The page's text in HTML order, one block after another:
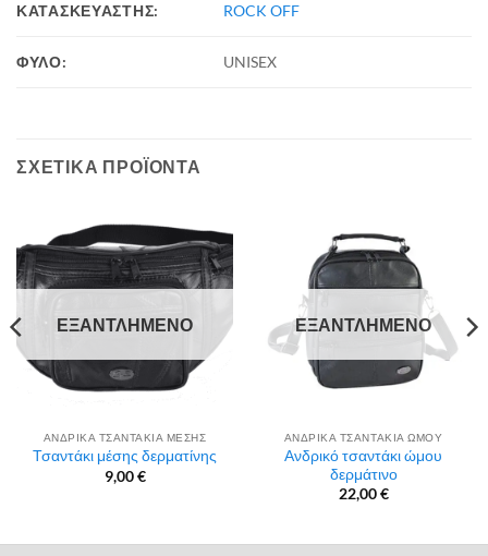
ΚΑΤΑΣΚΕΥΑΣΤΗΣ: ROCK OFF
ΦΥΛΟ: UNISEX
ΣΧΕΤΙΚΆ ΠΡΟΪΌΝΤΑ
ΕΞΑΝΤΛΗΜΈΝΟ
ΑΝΔΡΙΚΑ ΤΣΑΝΤΑΚΙΑ ΜΕΣΗΣ
Τσαντάκι μέσης δερματίνης
9,00€
ΕΞΑΝΤΛΗΜΈΝΟ
ΑΝΔΡΙΚΑ ΤΣΑΝΤΑΚΙΑ ΩΜΟΥ
Ανδρικό τσαντάκι ώμου
δερμάτινο
22,00€